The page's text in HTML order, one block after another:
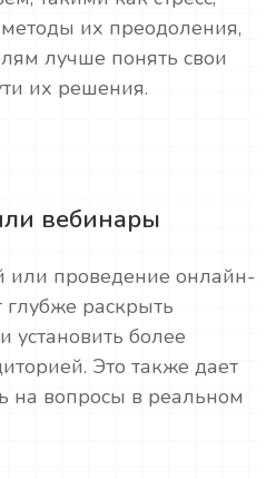
их преодоления,
лучше понять свои
их решения.
вебинары
или проведение онлайн-
глубже раскрыть
более
Это также дает
на вопросы в реальном